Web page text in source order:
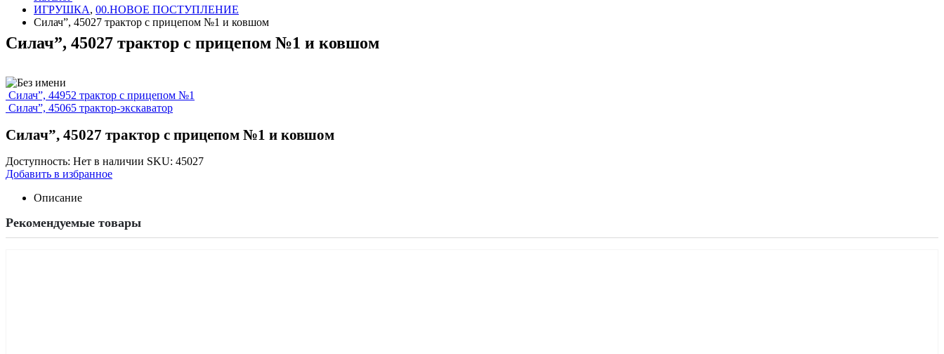
ИГРУШКА, 00.НОВОЕ ПОСТУПЛЕНИЕ
Силач”, 45027 трактор с прицепом №1 и ковшом
Силач”, 45027 трактор с прицепом №1 и ковшом
Силач”, 44952 трактор с прицепом №1
Силач”, 45065 трактор-экскаватор
Силач”, 45027 трактор с прицепом №1 и ковшом
Доступность: Нет в наличии SKU: 45027
Добавить в избранное
Описание
Рекомендуемые товары